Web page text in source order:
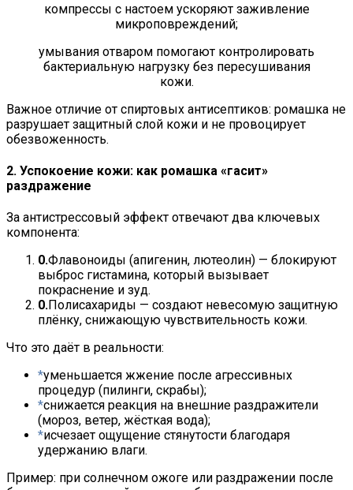
компрессы с настоем ускоряют заживление
микроповреждений;
умывания отваром помогают контролировать
бактериальную нагрузку без пересушивания
кожи.
Важное отличие от спиртовых антисептиков: ромашка не
разрушает защитный слой кожи и не провоцирует
обезвоженность.
2. Успокоение кожи: как ромашка «гасит»
раздражение
За антистрессовый эффект отвечают два ключевых
компонента:
Флавоноиды (апигенин, лютеолин) — блокируют
выброс гистамина, который вызывает
покраснение и зуд.
Полисахариды — создают невесомую защитную
плёнку, снижающую чувствительность кожи.
Что это даёт в реальности:
уменьшается жжение после агрессивных
процедур (пилинги, скрабы);
снижается реакция на внешние раздражители
(мороз, ветер, жёсткая вода);
исчезает ощущение стянутости благодаря
удержанию влаги.
Пример: при солнечном ожоге или раздражении после